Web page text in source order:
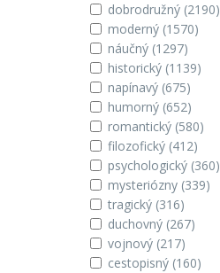
dobrodružný (2190)
moderný (1570)
náučný (1297)
historický (1139)
napínavý (675)
humorný (652)
romantický (580)
filozofický (412)
psychologický (360)
mysteriózny (339)
tragický (316)
duchovný (267)
vojnový (217)
cestopisný (160)